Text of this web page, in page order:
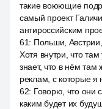
такие воюющие
самый проект
антироссийским
61: Польши,
Хотя внутри, что
знает, что в нём там
реклам, с которые я
62: Говорю, что они
каким будет их